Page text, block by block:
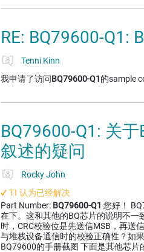
RE: BQ79600-Q1:
Tenni Kinn
我申请了访问BQ79600-Q1的sample
BQ79600-Q1: 关
叙述的疑问
Rocky John
TI 认为已经解决
Part Number: BQ79600-Q1 您好！
在下。这和其他的BQ芯片的说明不一
时，CRC校验位是先送信MSB，再送
与堆栈设备通信时的校验正确性？如
BQ79600的手册截图 下面是其他芯片